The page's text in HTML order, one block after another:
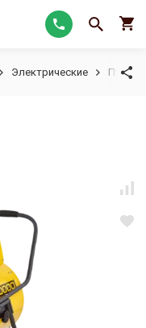
Электрические Пушка